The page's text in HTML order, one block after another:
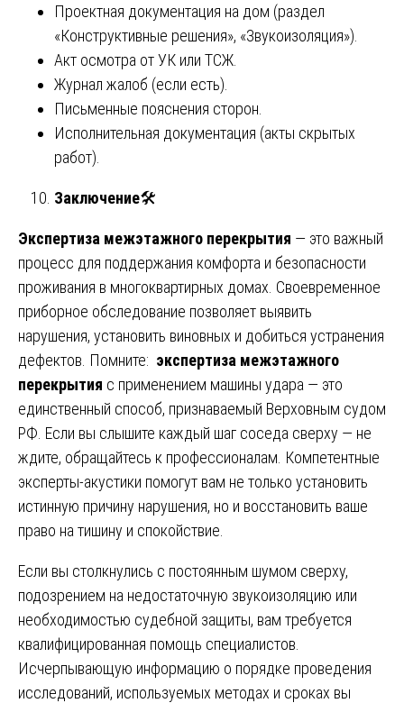
Проектная документация на дом (раздел
«Конструктивные решения», «Звукоизоляция»).
Акт осмотра от УК или ТСЖ.
Журнал жалоб (если есть).
Письменные пояснения сторон.
Исполнительная документация (акты скрытых
работ).
Заключение🛠️
Экспертиза межэтажного перекрытия — это важный
процесс для поддержания комфорта и безопасности
проживания в многоквартирных домах. Своевременное
приборное обследование позволяет выявить
нарушения, установить виновных и добиться устранения
дефектов. Помните: экспертиза межэтажного
перекрытия с применением машины удара — это
единственный способ, признаваемый Верховным судом
РФ. Если вы слышите каждый шаг соседа сверху — не
ждите, обращайтесь к профессионалам. Компетентные
эксперты-акустики помогут вам не только установить
истинную причину нарушения, но и восстановить ваше
право на тишину и спокойствие.
Если вы столкнулись с постоянным шумом сверху,
подозрением на недостаточную звукоизоляцию или
необходимостью судебной защиты, вам требуется
квалифицированная помощь специалистов.
Исчерпывающую информацию о порядке проведения
исследований, используемых методах и сроках вы